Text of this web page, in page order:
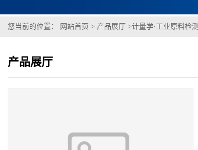
您当前的位置： 网站首页 > 产品展厅 >计量学·工业原料检测
产品展厅